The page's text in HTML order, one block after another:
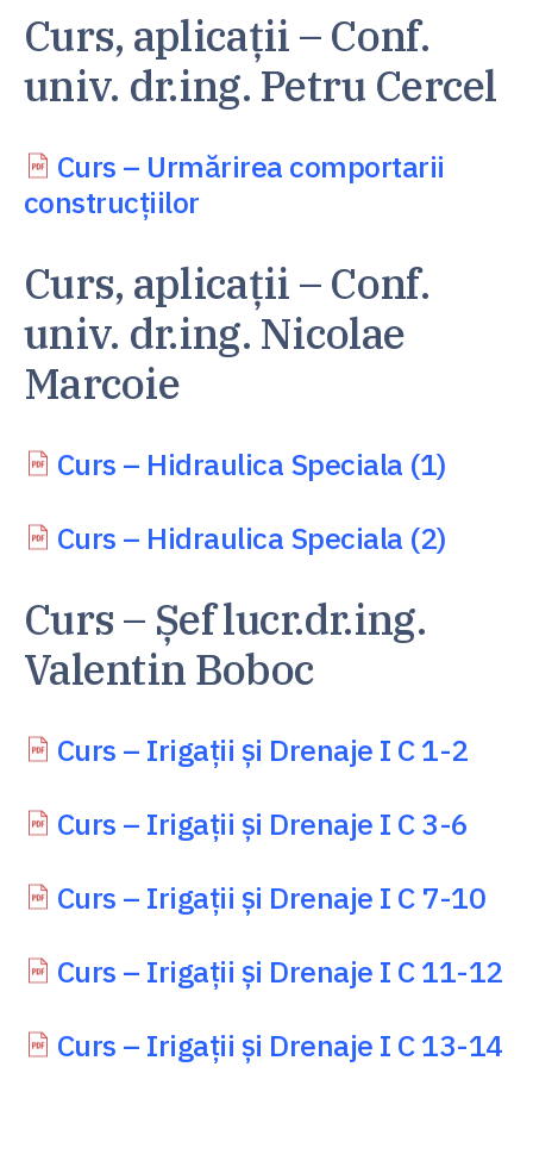
Curs, aplicații – Conf.
univ. dr.ing. Petru Cercel
Curs – Urmărirea comportarii
construcțiilor
Curs, aplicații – Conf.
univ. dr.ing. Nicolae
Marcoie
Curs – Hidraulica Speciala (1)
Curs – Hidraulica Speciala (2)
Curs – Șef lucr.dr.ing.
Valentin Boboc
Curs – Irigații și Drenaje I C 1-2
Curs – Irigații și Drenaje I C 3-6
Curs – Irigații și Drenaje I C 7-10
Curs – Irigații și Drenaje I C 11-12
Curs – Irigații și Drenaje I C 13-14